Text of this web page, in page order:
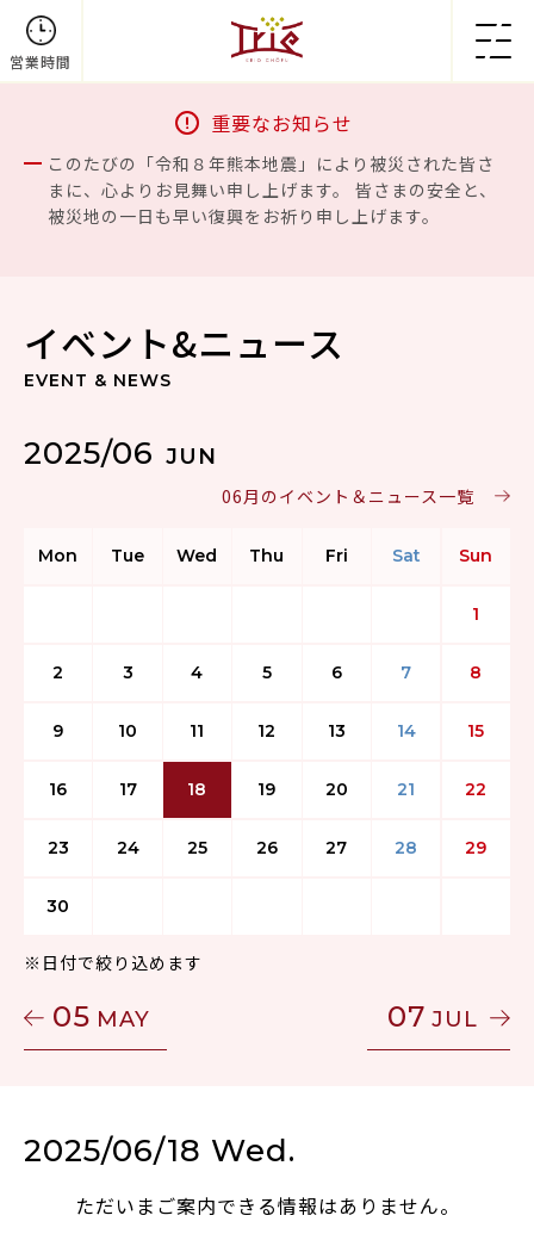
営業時間
重要なお知らせ
このたびの「令和８年熊本地震」により被災された皆さ
まに、心よりお見舞い申し上げます。 皆さまの安全と、
被災地の一日も早い復興をお祈り申し上げます。
イベント&ニュース
EVENT & NEWS
05 MAY
2025/06 JUN
06月のイベント＆ニュース一覧
Mon Tue Wed Thu Fri Sat Sun
1
2 3 4 5 6 7 8
9 10 11 12 13 14 15
16 17 18 19 20 21 22
23 24 25 26 27 28 29
30
※日付で絞り込めます
07 JUL
2025/06/18 Wed.
ただいまご案内できる情報はありません。